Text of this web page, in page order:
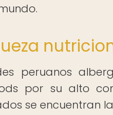
peruanos
por su alto
se encuentran